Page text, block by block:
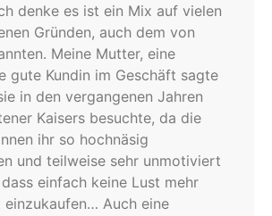
denke es ist ein Mix auf vielen
Gründen, auch dem von
Meine Mutter, eine
gute Kundin im Geschäft sagte
in den vergangenen Jahren
Kaisers besuchte, da die
ihr so hochnäsig
und teilweise sehr unmotiviert
einfach keine Lust mehr
Auch eine